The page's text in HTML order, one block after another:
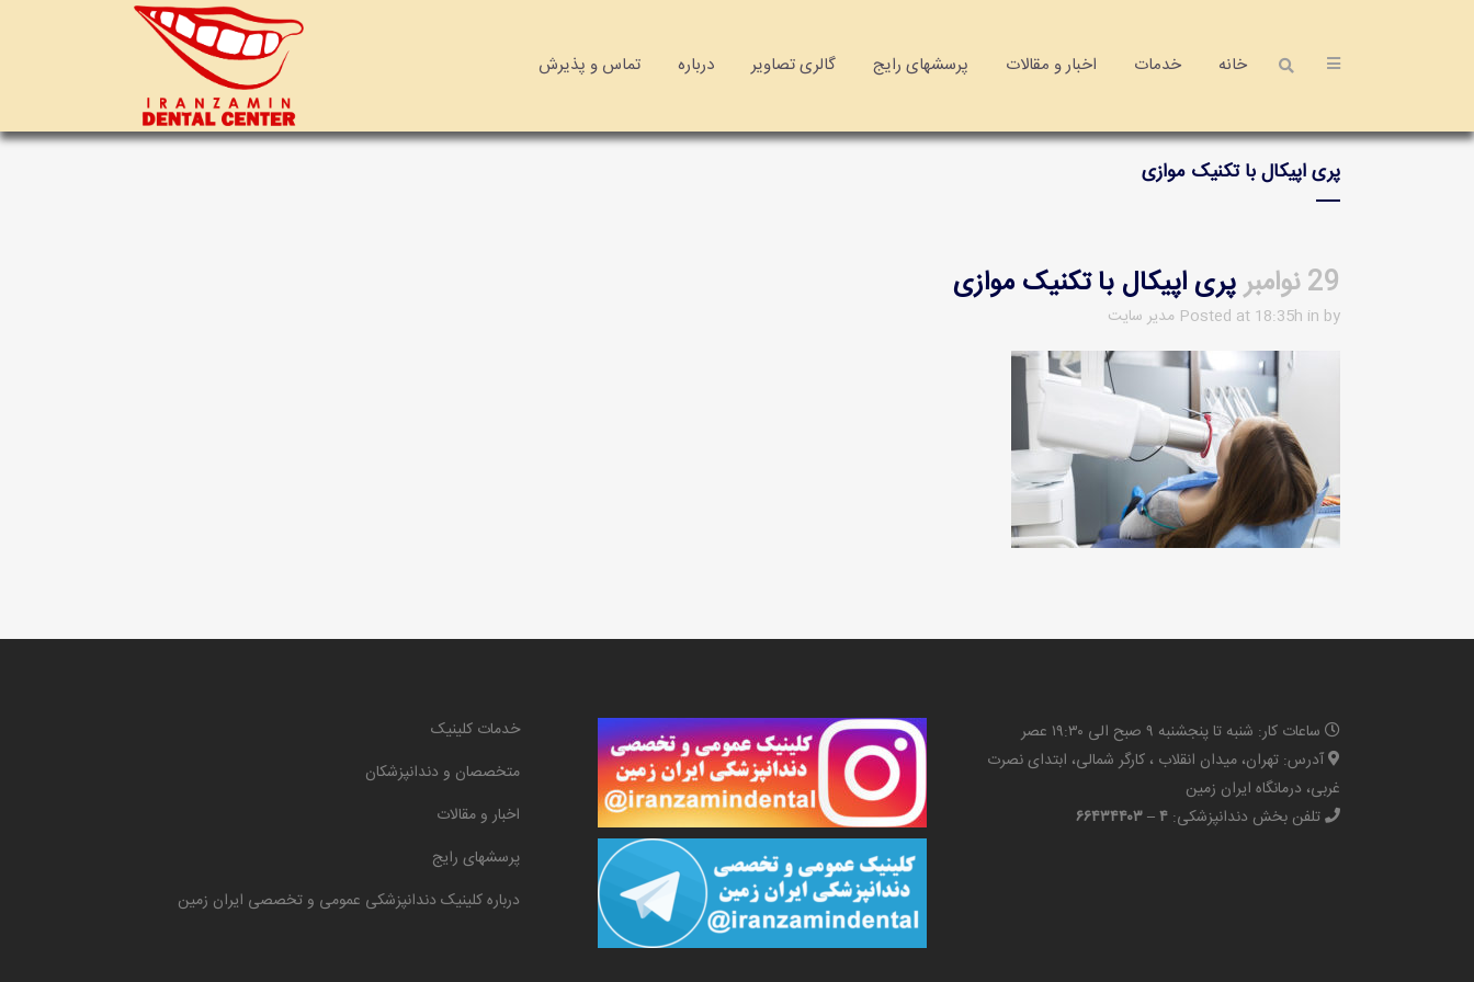
خانه خدمات اخبار و مقالات پرسشهای رایج گالری تصاویر درباره تماس و پذیرش
پری اپیکال با تکنیک موازی
29 نوامبر پری اپیکال با تکنیک موازی
Posted at 18:35h in by مدیر سایت
ساعات کار: شنبه تا پنجشنبه ۹ صبح الی ۱۹:۳۰ عصر
آدرس: تهران، میدان انقلاب ، کارگر شمالی، ابتدای نصرت
غربی، درمانگاه ایران زمین
تلفن بخش دندانپزشکی: ۴ – ۶۶۴۳۴۴۰۳
خدمات کلینیک
متخصصان و دندانپزشکان
اخبار و مقالات
پرسشهای رایج
درباره کلینیک دندانپزشکی عمومی و تخصصی ایران زمین